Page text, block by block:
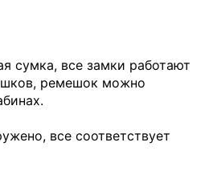
сумка, все замки работают
ремешок можно
все соответствует